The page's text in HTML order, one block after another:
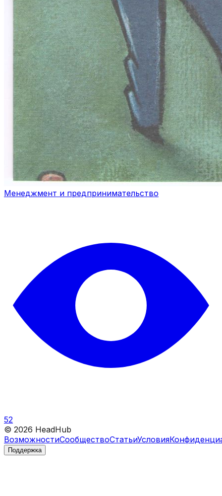
Менеджмент и предпринимательство
52
© 2026 HeadHub
ВозможностиСообществоСтатьиУсловия
Поддержка